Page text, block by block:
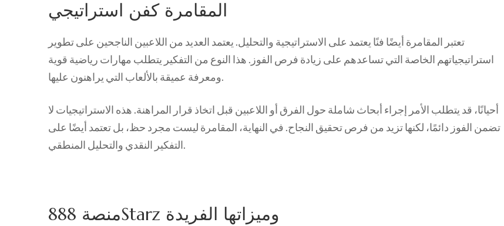
المقامرة كفن استراتيجي
تعتبر المقامرة أيضًا فنًا يعتمد على الاستراتيجية والتحليل. يعتمد العديد من اللاعبين الناجحين على تطوير
استراتيجياتهم الخاصة التي تساعدهم على زيادة فرص الفوز. هذا النوع من التفكير يتطلب مهارات رياضية قوية
ومعرفة عميقة بالألعاب التي يراهنون عليها.
أحيانًا، قد يتطلب الأمر إجراء أبحاث شاملة حول الفرق أو اللاعبين قبل اتخاذ قرار المراهنة. هذه الاستراتيجيات لا
تضمن الفوز دائمًا، لكنها تزيد من فرص تحقيق النجاح. في النهاية، المقامرة ليست مجرد حظ، بل تعتمد أيضًا على
التفكير النقدي والتحليل المنطقي.
منصة 888Starz وميزاتها الفريدة